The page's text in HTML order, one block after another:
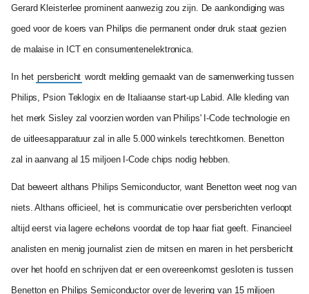
Gerard Kleisterlee prominent aanwezig zou zijn. De aankondiging was
goed voor de koers van Philips die permanent onder druk staat gezien
de malaise in ICT en consumentenelektronica.
In het persbericht wordt melding gemaakt van de samenwerking tussen
Philips, Psion Teklogix en de Italiaanse start-up Labid. Alle kleding van
het merk Sisley zal voorzien worden van Philips' I-Code technologie en
de uitleesapparatuur zal in alle 5.000 winkels terechtkomen. Benetton
zal in aanvang al 15 miljoen I-Code chips nodig hebben.
Dat beweert althans Philips Semiconductor, want Benetton weet nog van
niets. Althans officieel, het is communicatie over persberichten verloopt
altijd eerst via lagere echelons voordat de top haar fiat geeft. Financieel
analisten en menig journalist zien de mitsen en maren in het persbericht
over het hoofd en schrijven dat er een overeenkomst gesloten is tussen
Benetton en Philips Semiconductor over de levering van 15 miljoen